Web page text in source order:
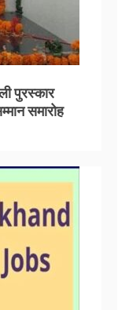
पुरस्कार
समारोह